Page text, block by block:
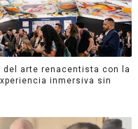
arte renacentista con la
inmersiva sin